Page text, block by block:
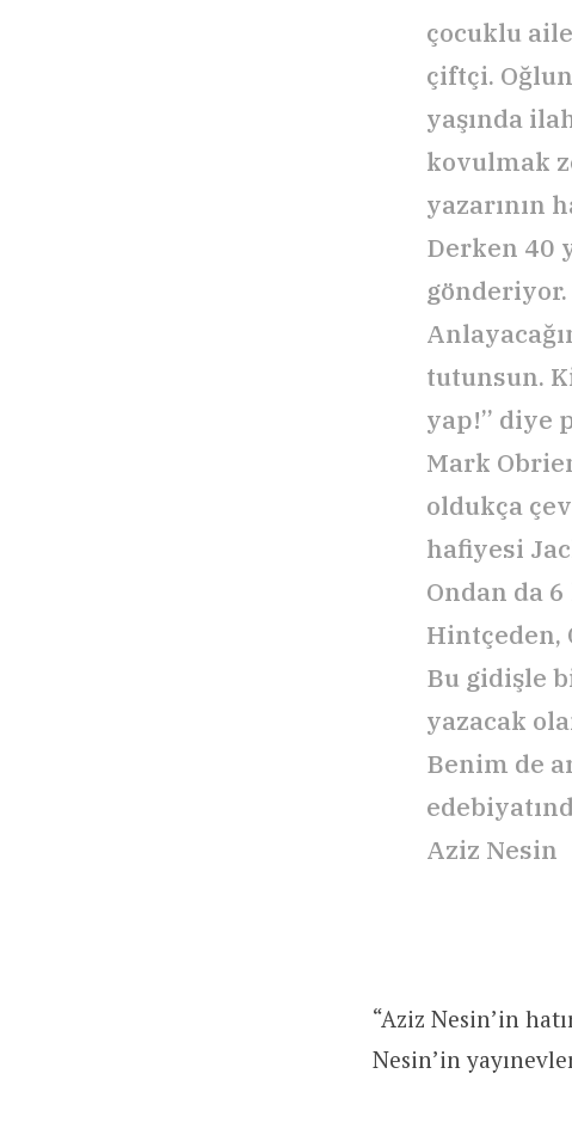
çocuklu
çiftçi.
yaşında
kovulmak
yazarının
Derken 40
tutunsun.
yap!” diye
Mark
oldukça
hafiyesi
Ondan da
Hintçeden,
Bu gidişle
yazacak
Benim de
Aziz Nesin
“Aziz Nesin’in
Nesin’in